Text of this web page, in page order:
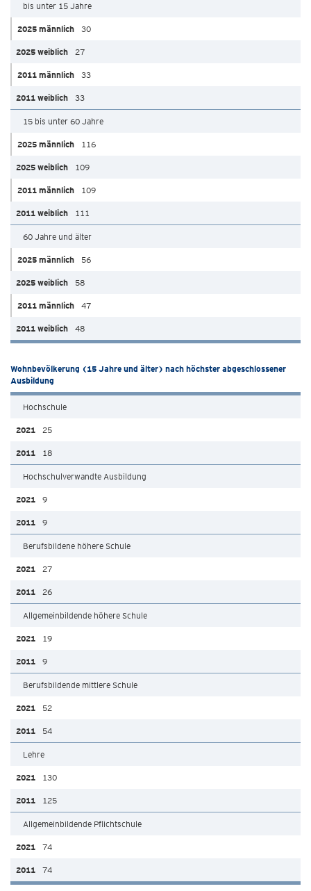
bis unter 15 Jahre
30
27
33
33
15 bis unter 60 Jahre
116
109
109
111
60 Jahre und älter
56
58
47
48
Wohnbevölkerung (15 Jahre und älter) nach höchster abgeschlossener
Ausbildung
Hochschule
25
18
Hochschulverwandte Ausbildung
9
9
Berufsbildene höhere Schule
27
26
Allgemeinbildende höhere Schule
19
9
Berufsbildende mittlere Schule
52
54
Lehre
130
125
Allgemeinbildende Pflichtschule
74
74